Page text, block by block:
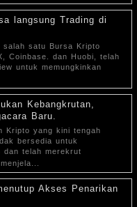
langsung Trading di
salah satu Bursa Kripto
Coinbase. dan Huobi, telah
untuk memungkinkan
Kebangkrutan,
Baru.
Kripto yang kini tengah
bersedia untuk
dan telah merekrut
Akses Penarikan